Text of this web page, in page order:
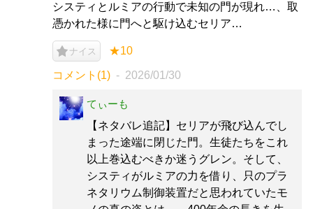
システィとルミアの行動で未知の門が現れ…、取
憑かれた様に門へと駆け込むセリア…
ナイス ★10
コメント(1) 2026/01/30
てぃーも
【ネタバレ追記】セリアが飛び込んでし
まった途端に閉じた門。生徒たちをこれ
以上巻込むべきか迷うグレン。そして、
システィがルミアの力を借り、只のプラ
ネタリウム制御装置だと思われていたモ